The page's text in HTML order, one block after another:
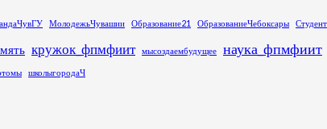
МолодежьЧувашии Образование21 ОбразованиеЧебоксары
кружок_фпмфиит мысоздаембудущее наука_фпмфиит
школыгородаЧ